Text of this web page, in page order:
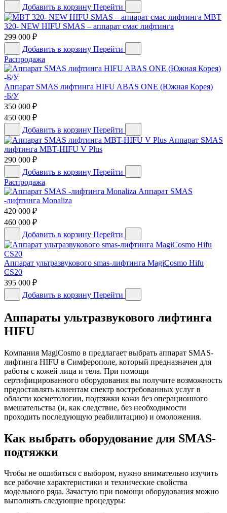
Добавить в корзину Перейти
MBT
320- NEW HIFU SMAS – аппарат смас лифтинга
299 000 ₽
Добавить в корзину Перейти
Распродажа
Аппарат SMAS лифтинга HIFU ABAS ONE (Южная Корея)
-Б/У
350 000 ₽
450 000 ₽
Добавить в корзину Перейти
Аппарат SMAS
лифтинга MBT-HIFU V Plus
290 000 ₽
Добавить в корзину Перейти
Распродажа
Аппарат SMAS
-лифтинга Monaliza
420 000 ₽
460 000 ₽
Добавить в корзину Перейти
Аппарат ультразвукового smas-лифтинга MagiCosmo Hifu
CS20
395 000 ₽
Добавить в корзину Перейти
Аппараты ультразвукового лифтинга
HIFU
Компания MagiCosmo в предлагает выбрать аппарат SMAS-
лифтинга HIFU в Симферополе, который предназначен для
работы с кожей лица и тела. При помощи
сертифицированного оборудования вы получите возможность
предоставлять клиентам спектр востребованных услуг в
области косметологии, подтяжки кожи без операционного
вмешательства (и, как следствие, без необходимости
проходить последующую реабилитацию) и омоложения.
Как выбрать оборудование для SMAS-
подтяжки
Чтобы не ошибиться с выбором, нужно внимательно изучить
все рабочие характеристики и технические свойства
модельного ряда. Зачастую при помощи оборудования можно
выполнять следующие процедуры: